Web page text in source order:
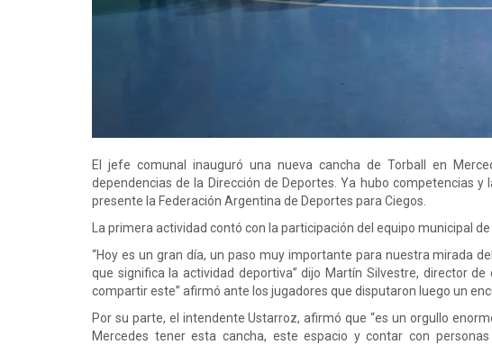
El jefe comunal inauguró una nueva cancha de Torball en
dependencias de la Dirección de Deportes. Ya hubo competencias
presente la Federación Argentina de Deportes para Ciegos.
La primera actividad contó con la participación del equipo municipal
“Hoy es un gran día, un paso muy importante para nuestra mirada
que significa la actividad deportiva” dijo Martín Silvestre, director
compartir este” afirmó ante los jugadores que disputaron luego un
Por su parte, el intendente Ustarroz, afirmó que “es un orgullo
Mercedes tener esta cancha, este espacio y contar con